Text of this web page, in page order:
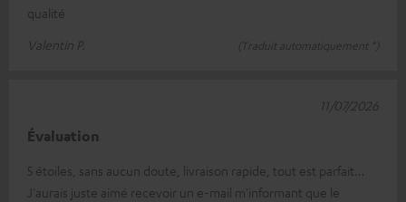
qualité
Valentin P.
(Traduit automatiquement *)
Évaluation
5 étoiles, sans aucun doute, livraison rapide, tout est parfait…
J'aurais juste aimé recevoir un e-mail m'informant que le
11/07/2026